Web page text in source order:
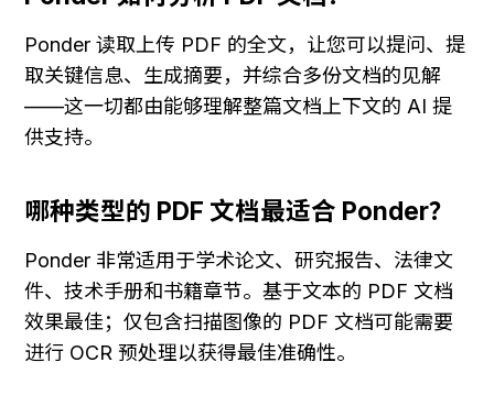
Ponder 读取上传 PDF 的全文，让您可以提问、提
取关键信息、生成摘要，并综合多份文档的见解
——这一切都由能够理解整篇文档上下文的 AI 提
供支持。
哪种类型的 PDF 文档最适合 Ponder？
Ponder 非常适用于学术论文、研究报告、法律文
件、技术手册和书籍章节。基于文本的 PDF 文档
效果最佳；仅包含扫描图像的 PDF 文档可能需要
进行 OCR 预处理以获得最佳准确性。